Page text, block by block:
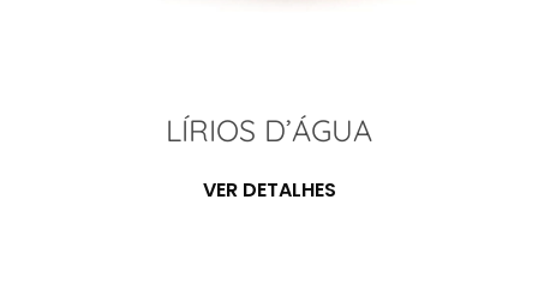
LÍRIOS D’ÁGUA
VER DETALHES